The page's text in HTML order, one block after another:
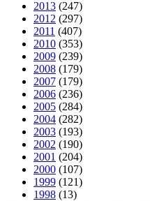
2013 (247)
2012 (297)
2011 (407)
2010 (353)
2009 (239)
2008 (179)
2007 (179)
2006 (236)
2005 (284)
2004 (282)
2003 (193)
2002 (190)
2001 (204)
2000 (107)
1999 (121)
1998 (13)